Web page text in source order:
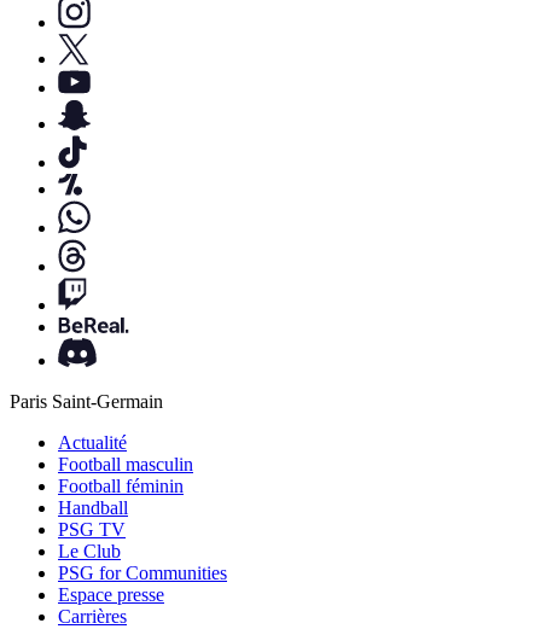
Paris Saint-Germain
Actualité
Football masculin
Football féminin
Handball
PSG TV
Le Club
PSG for Communities
Espace presse
Carrières